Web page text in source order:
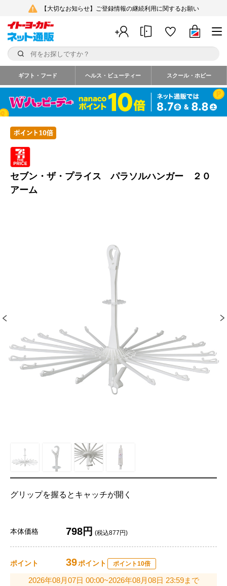
【大切なお知らせ】ご登録情報の継続利用に関するお願い
ギフト・フード ヘルス・ビューティー スクール・ホビー
セブン・ザ・プライス パラソルハンガー ２０
アーム
グリップを握るとキャッチが開く
本体価格 798円 (税込877円)
ポイント 39ポイント ポイント10倍
2026年08月07日 00:00~2026年08月08日 23:59まで